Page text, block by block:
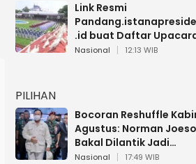
Link Resmi
.id buat Daftar
Bendera HUT RI di Istana
Nasional 12:13 WIB
PILIHAN
Bocoran Reshuffle
Agustus: Norman
Bakal Dilantik Jadi
Wamenhan RI
Nasional 17:49 WIB